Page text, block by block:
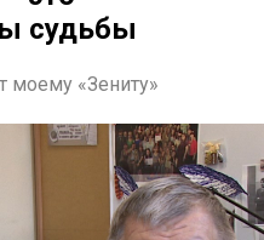
судьбы
моему «Зениту»